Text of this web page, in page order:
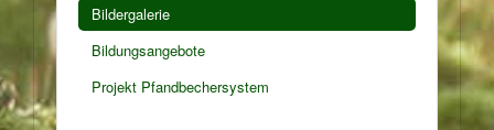
Bildergalerie
Bildungsangebote
Projekt Pfandbechersystem